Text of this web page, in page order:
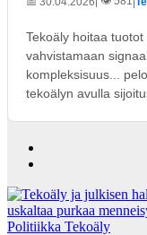
Tekoäly hoitaa
vahvistamaan
kompleksisuus...
tekoälyn avulla
Politiikka Tekoäly